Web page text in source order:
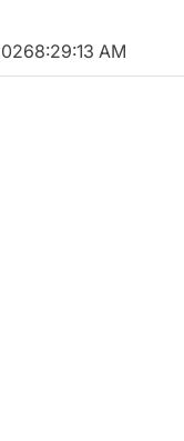
8:29:14 AM